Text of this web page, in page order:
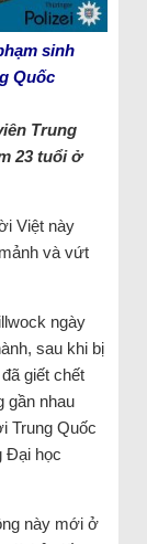
sinh
Quốc
Trung
23 tuổi ở
Việt này
và vứt
ngày
sau khi bị
giết chết
gần nhau
Trung Quốc
Đại học
này mới ở